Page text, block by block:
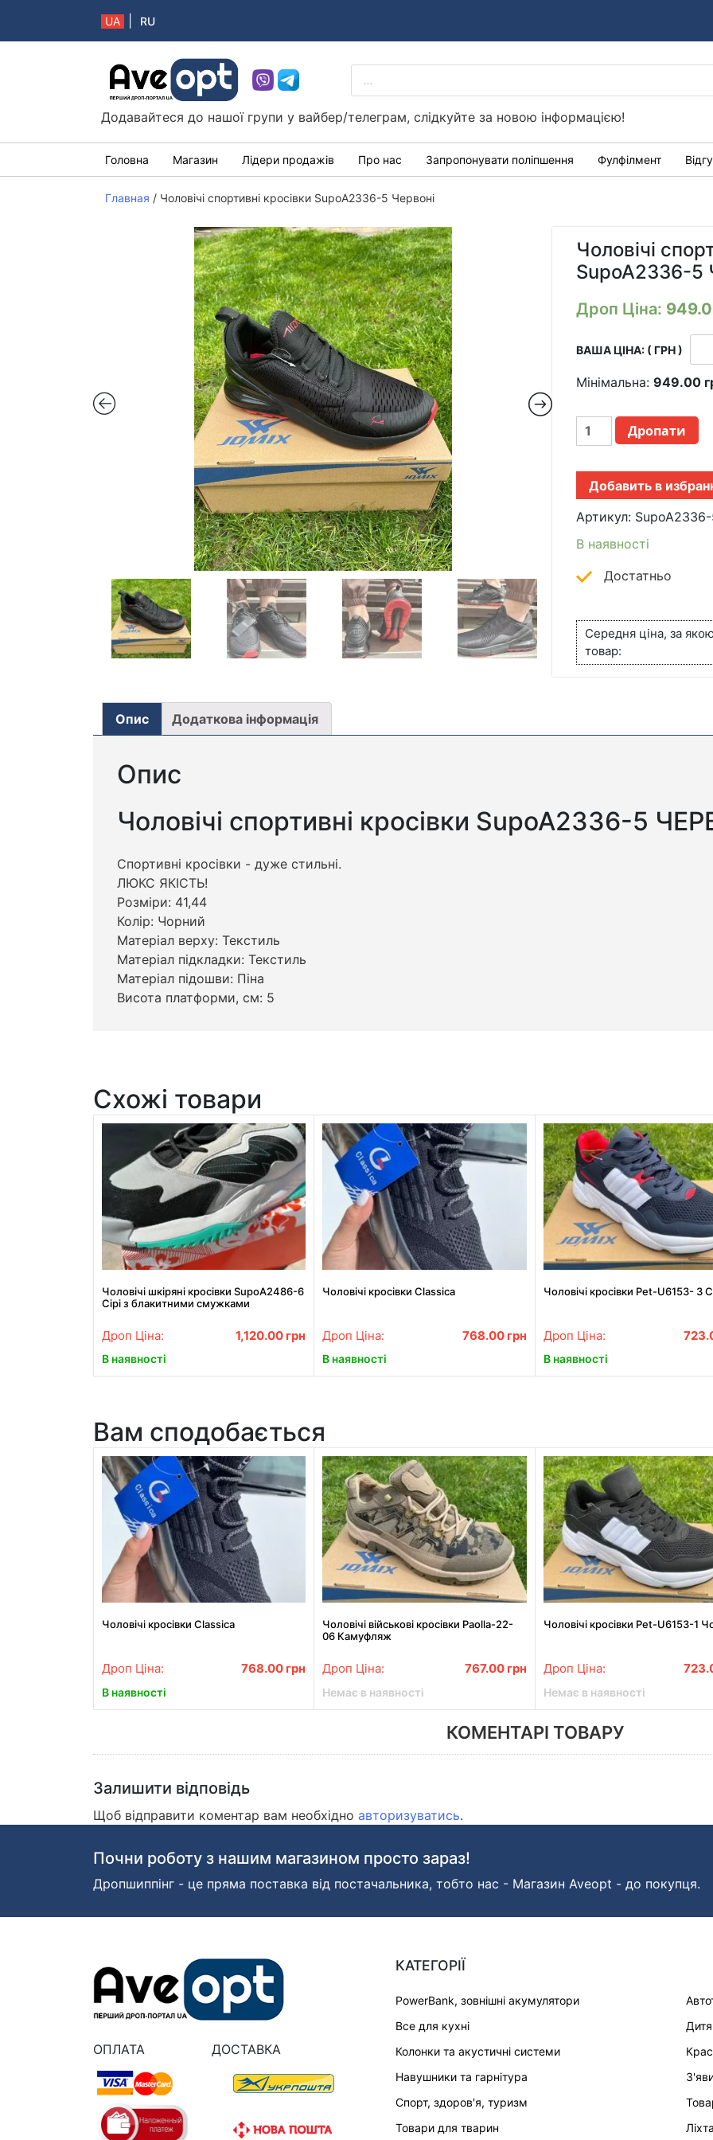
UA RU
Aveopt – оптова дропшипінг платформа в Україні
PRODUCTS
SEARCH
Додавайтеся до нашої групи у вайбер/телеграм, слідкуйте за новою інформацією!
Головна Магазин Лідери продажів Про нас Запропонувати поліпшення Фулфілмент
Главная / Чоловічі спортивні кросівки SupoA2336-5 Червоні
Чоловічі
SupoA2336-5
Дроп Ціна:
ВАША ЦІНА: ( ГРН )
Мінімальна: 949.00
МУЖСКИЕ
СПОРТИВНЫЕ
SUPOA2336-
КІЛЬКІСТЬ
Дропати
Добавить в
Артикул:
В наявності
Достатньо
Середня ціна, за
товар:
Опис Додаткова інформація
Опис
Чоловічі спортивні кросівки SupoA2336-5
Спортивні кросівки - дуже стильні.
ЛЮКС ЯКІСТЬ!
Розміри: 41,44
Колір: Чорний
Матеріал верху: Текстиль
Матеріал підкладки: Текстиль
Матеріал підошви: Піна
Висота платформи, см: 5
Схожі товари
Чоловічі шкіряні кросівки SupoA2486-6
Сірі з блакитними смужками
Дроп Ціна: 1,120.00 грн
В наявності
Чоловічі кросівки Classica
Дроп Ціна: 768.00 грн
В наявності
Чоловічі кросівки Pet-U6153- 3
Дроп Ціна:
В наявності
Вам сподобається
Чоловічі кросівки Classica
Дроп Ціна: 768.00 грн
В наявності
Чоловічі військові кросівки Paolla-22-
06 Камуфляж
Дроп Ціна: 767.00 грн
Немає в наявності
Чоловічі кросівки Pet-U6153-1
Дроп Ціна:
Немає в наявності
КОМЕНТАРІ ТОВАРУ
Залишити відповідь
Щоб відправити коментар вам необхідно авторизуватись.
Почни роботу з нашим магазином просто зараз!
Дропшиппінг - це пряма поставка від постачальника, тобто нас - Магазин Aveopt - до покупця.
ОПЛАТА ДОСТАВКА
КАТЕГОРІЇ
PowerBank, зовнішні акумулятори
Все для кухні
Колонки та акустичні системи
Навушники та гарнітура
Спорт, здоров'я, туризм
Товари для тварин